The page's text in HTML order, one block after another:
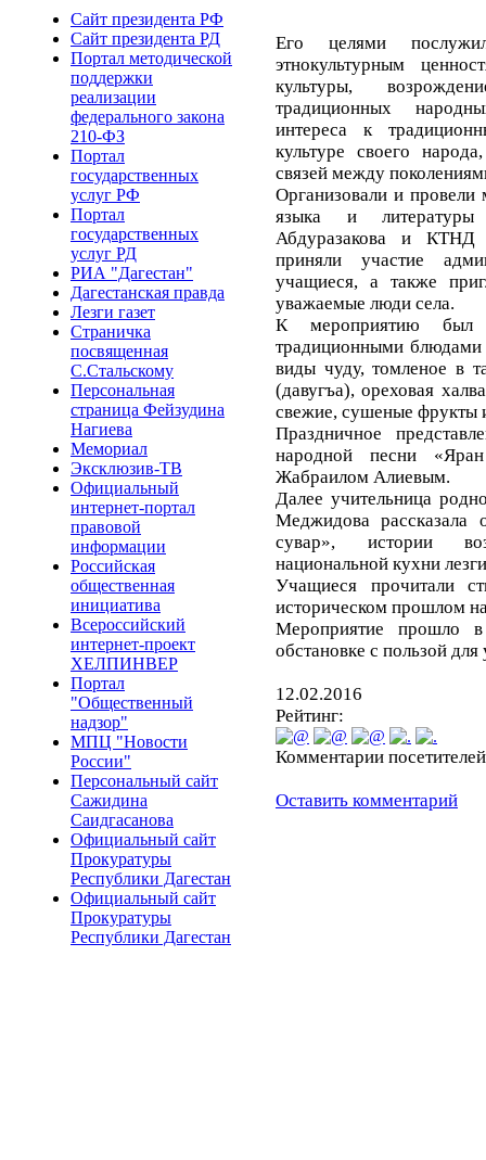
Сайт президента РФ
Сайт президента РД
Портал методической
поддержки
реализации
федерального закона
210-ФЗ
Портал
государственных
услуг РФ
Портал
государственных
услуг РД
РИА "Дагестан"
Дагестанская правда
Лезги газет
Страничка
посвященная
С.Стальскому
Персональная
страница Фейзудина
Нагиева
Мемориал
Эксклюзив-ТВ
Официальный
интернет-портал
правовой
информации
Российская
общественная
инициатива
Всероссийский
интернет-проект
ХЕЛПИНВЕР
Портал
"Общественный
надзор"
МПЦ "Новости
России"
Персональный сайт
Сажидина
Саидгасанова
Официальный сайт
Прокуратуры
Республики Дагестан
Официальный сайт
Прокуратуры
Республики Дагестан
Его целями
этнокультурным
культуры,
традиционных
интереса к
культуре своего
связей между
Организовали и провели
языка и
Абдуразакова и
приняли участие
учащиеся, а также
уважаемые люди села.
К мероприятию был
традиционными блюдами
виды чуду, томленое в
(давугъа), ореховая
свежие, сушеные фрукты
Праздничное
народной песни
Жабраилом Алиевым.
Далее учительница
Меджидова рассказала
сувар», истории
национальной кухни
Учащиеся прочитали
историческом прошлом
Мероприятие прошло
обстановке с пользой
12.02.2016
Рейтинг:
Комментарии
Оставить комментарий